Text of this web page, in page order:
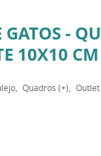
GATOS -
10X10 CM
Quadros (+)
Outlet